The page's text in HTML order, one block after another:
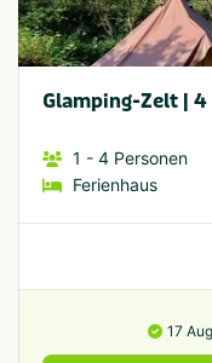
Glamping-Zelt | 4
1 - 4 Personen
Ferienhaus
17